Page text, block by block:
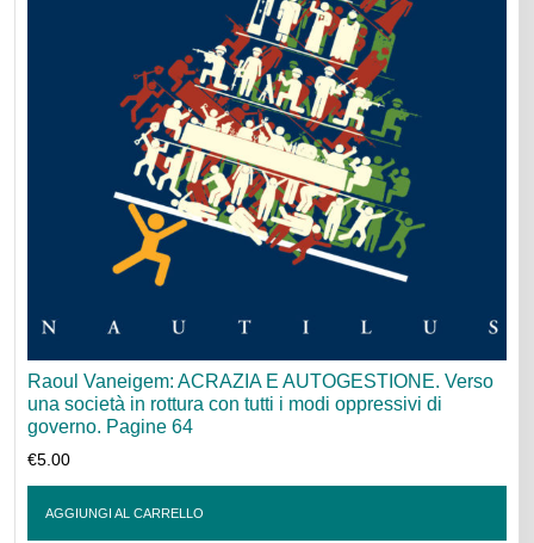
Raoul Vaneigem: ACRAZIA E AUTOGESTIONE. Verso
una società in rottura con tutti i modi oppressivi di
governo. Pagine 64
€5.00
AGGIUNGI AL CARRELLO